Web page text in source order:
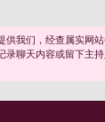
我们，经查属实网站
聊天内容或留下主